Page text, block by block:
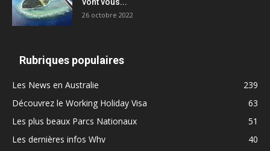
26 octobre 2022
Rubriques populaires
Les News en Australie
239
Découvrez le Working Holiday Visa
63
Les plus beaux Parcs Nationaux
51
Les dernières infos Whv
40